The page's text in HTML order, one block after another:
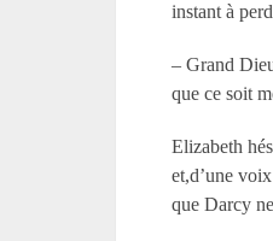
instant à
– Grand
que ce soit
Elizabeth
et,d’une
que Darcy